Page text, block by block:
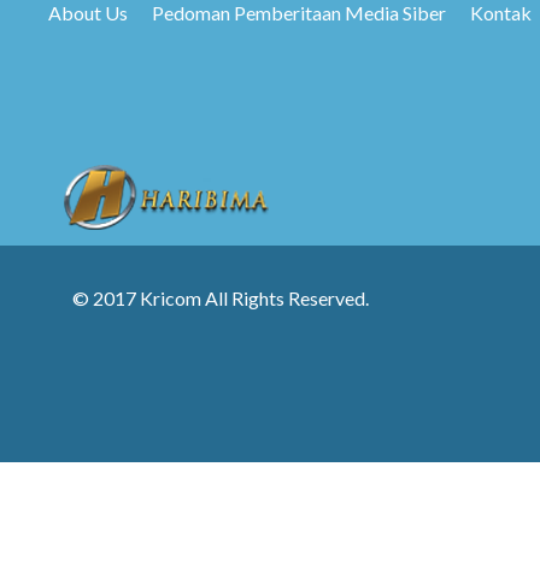
About Us Pedoman Pemberitaan Media Siber Kontak
© 2017 Kricom All Rights Reserved.